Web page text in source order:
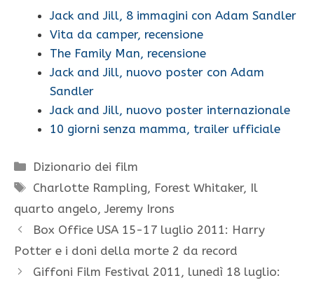
Jack and Jill, 8 immagini con Adam Sandler
Vita da camper, recensione
The Family Man, recensione
Jack and Jill, nuovo poster con Adam
Sandler
Jack and Jill, nuovo poster internazionale
10 giorni senza mamma, trailer ufficiale
Categorie
Dizionario dei film
Tag
Charlotte Rampling, Forest Whitaker, Il
quarto angelo, Jeremy Irons
Box Office USA 15-17 luglio 2011: Harry
Potter e i doni della morte 2 da record
Giffoni Film Festival 2011, lunedì 18 luglio: